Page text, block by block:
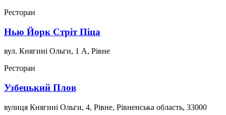
Ресторан
Нью Йорк Стріт Піца
вул. Княгині Ольги, 1 А, Рівне
Ресторан
Узбецький Плов
вулиця Княгині Ольги, 4, Рівне, Рівненська область, 33000